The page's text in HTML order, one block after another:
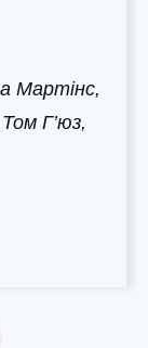
Мартінс,
Г’юз,